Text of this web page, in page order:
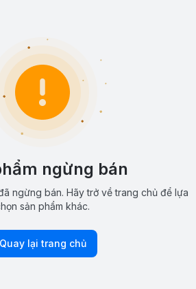
ngừng bán
ngừng bán. Hãy trở về trang chủ để lựa
sản phẩm khác.
Quay lại trang chủ